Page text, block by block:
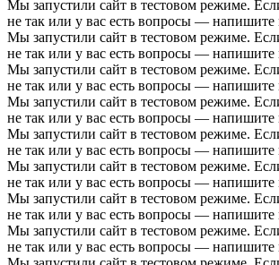
Мы запустили сайт в тестовом режиме.
не так или у вас есть вопросы — напишите
Мы запустили сайт в тестовом режиме.
не так или у вас есть вопросы — напишите
Мы запустили сайт в тестовом режиме.
не так или у вас есть вопросы — напишите
Мы запустили сайт в тестовом режиме.
не так или у вас есть вопросы — напишите
Мы запустили сайт в тестовом режиме.
не так или у вас есть вопросы — напишите
Мы запустили сайт в тестовом режиме.
не так или у вас есть вопросы — напишите
Мы запустили сайт в тестовом режиме.
не так или у вас есть вопросы — напишите
Мы запустили сайт в тестовом режиме.
не так или у вас есть вопросы — напишите